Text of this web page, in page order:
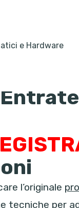
e Hardware
l’originale
tecniche per